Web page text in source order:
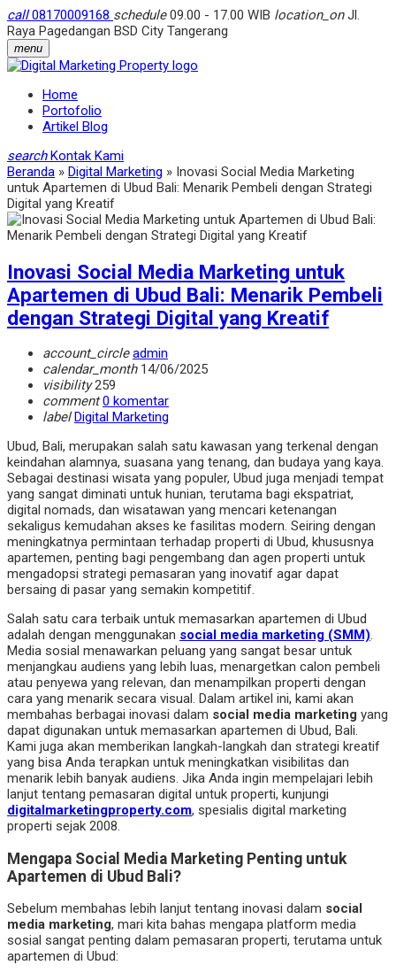
call08170009168 schedule09.00 - 17.00 WIB location_onJl.
Raya Pagedangan BSD City Tangerang
menu
Home
Portofolio
Artikel Blog
search Kontak Kami
Beranda » Digital Marketing » Inovasi Social Media Marketing
untuk Apartemen di Ubud Bali: Menarik Pembeli dengan Strategi
Digital yang Kreatif
Inovasi Social Media Marketing untuk
Apartemen di Ubud Bali: Menarik Pembeli
dengan Strategi Digital yang Kreatif
account_circle admin
calendar_month14/06/2025
visibility259
comment 0 komentar
label Digital Marketing
Ubud, Bali, merupakan salah satu kawasan yang terkenal dengan
keindahan alamnya, suasana yang tenang, dan budaya yang kaya.
Sebagai destinasi wisata yang populer, Ubud juga menjadi tempat
yang sangat diminati untuk hunian, terutama bagi ekspatriat,
digital nomads, dan wisatawan yang mencari ketenangan
sekaligus kemudahan akses ke fasilitas modern. Seiring dengan
meningkatnya permintaan terhadap properti di Ubud, khususnya
apartemen, penting bagi pengembang dan agen properti untuk
mengadopsi strategi pemasaran yang inovatif agar dapat
bersaing di pasar yang semakin kompetitif.
Salah satu cara terbaik untuk memasarkan apartemen di Ubud
adalah dengan menggunakan social media marketing (SMM).
Media sosial menawarkan peluang yang sangat besar untuk
menjangkau audiens yang lebih luas, menargetkan calon pembeli
atau penyewa yang relevan, dan menampilkan properti dengan
cara yang menarik secara visual. Dalam artikel ini, kami akan
membahas berbagai inovasi dalam social media marketing yang
dapat digunakan untuk memasarkan apartemen di Ubud, Bali.
Kami juga akan memberikan langkah-langkah dan strategi kreatif
yang bisa Anda terapkan untuk meningkatkan visibilitas dan
menarik lebih banyak audiens. Jika Anda ingin mempelajari lebih
lanjut tentang pemasaran digital untuk properti, kunjungi
digitalmarketingproperty.com, spesialis digital marketing
properti sejak 2008.
Mengapa Social Media Marketing Penting untuk
Apartemen di Ubud Bali?
Sebelum membahas lebih lanjut tentang inovasi dalam social
media marketing, mari kita bahas mengapa platform media
sosial sangat penting dalam pemasaran properti, terutama untuk
apartemen di Ubud: